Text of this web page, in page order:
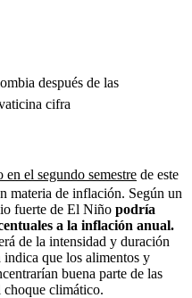
después de las
cifra
el segundo semestre de este
materia de inflación. Según un
fuerte de El Niño podría
a la inflación anual.
de la intensidad y duración
que los alimentos y
buena parte de las
choque climático.